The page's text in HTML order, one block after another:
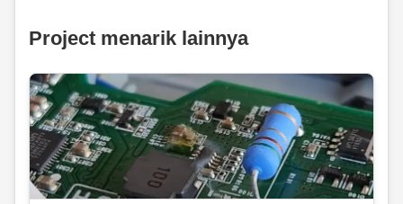
Project menarik lainnya